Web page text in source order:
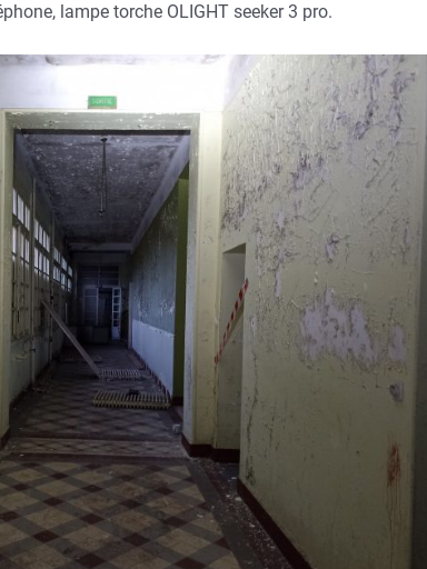
lampe torche OLIGHT seeker 3 pro.